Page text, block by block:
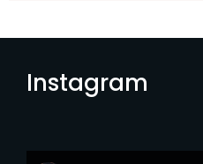
Instagram